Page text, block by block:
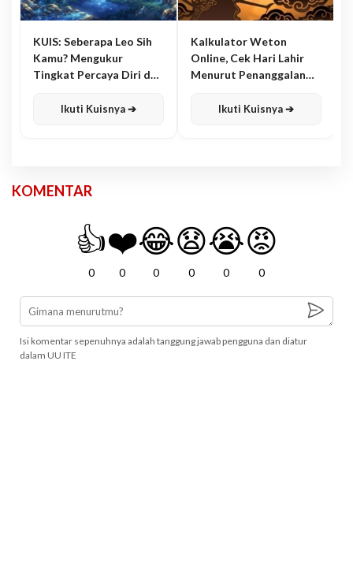
KUIS: Seberapa Leo Sih
Kamu? Mengukur
Tingkat Percaya Diri dan
Ikuti Kuisnya ➔
Kalkulator Weton
Online, Cek Hari Lahir
Menurut Penanggalan
Ikuti Kuisnya ➔
KOMENTAR
👍
0
❤️
0
😂
0
😧
0
😭
0
😡
0
Isi komentar sepenuhnya adalah tanggung jawab pengguna dan diatur
dalam UU ITE